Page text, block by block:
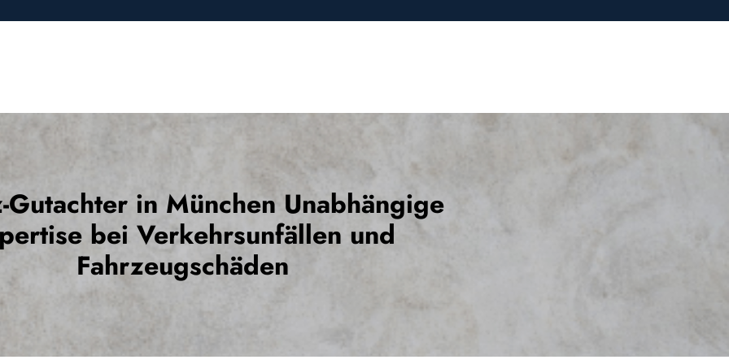
Gutachter in München Unabhängige
bei Verkehrsunfällen und
Fahrzeugschäden